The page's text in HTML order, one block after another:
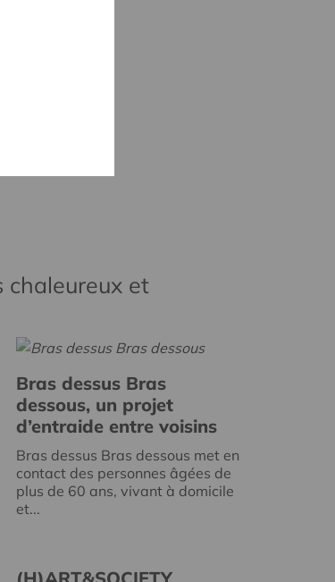
chaleureux et
Bras dessus Bras
dessous, un projet
d’entraide entre voisins
Bras dessus Bras dessous met en
contact des personnes âgées de
plus de 60 ans, vivant à domicile
et...